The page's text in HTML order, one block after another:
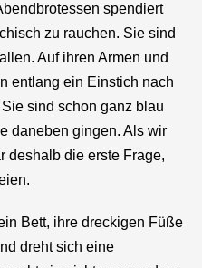
spendiert
zu rauchen. Sie sind
Auf ihren Armen und
entlang ein Einstich nach
sind schon ganz blau
daneben gingen. Als wir
deshalb die erste Frage,
Bett, ihre dreckigen Füße
dreht sich eine